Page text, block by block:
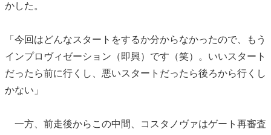
かした。
「今回はどんなスタートをするか分からなかったので、もう
インプロヴィゼーション（即興）です（笑）。いいスタート
だったら前に行くし、悪いスタートだったら後ろから行くし
かない」
一方、前走後からこの中間、コスタノヴァはゲート再審査